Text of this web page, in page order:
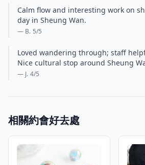
Calm flow and interesting work on
day in Sheung Wan.
— B. 5/5
Loved wandering through; staff
Nice cultural stop around Sheung
— J. 4/5
相關約會好去處